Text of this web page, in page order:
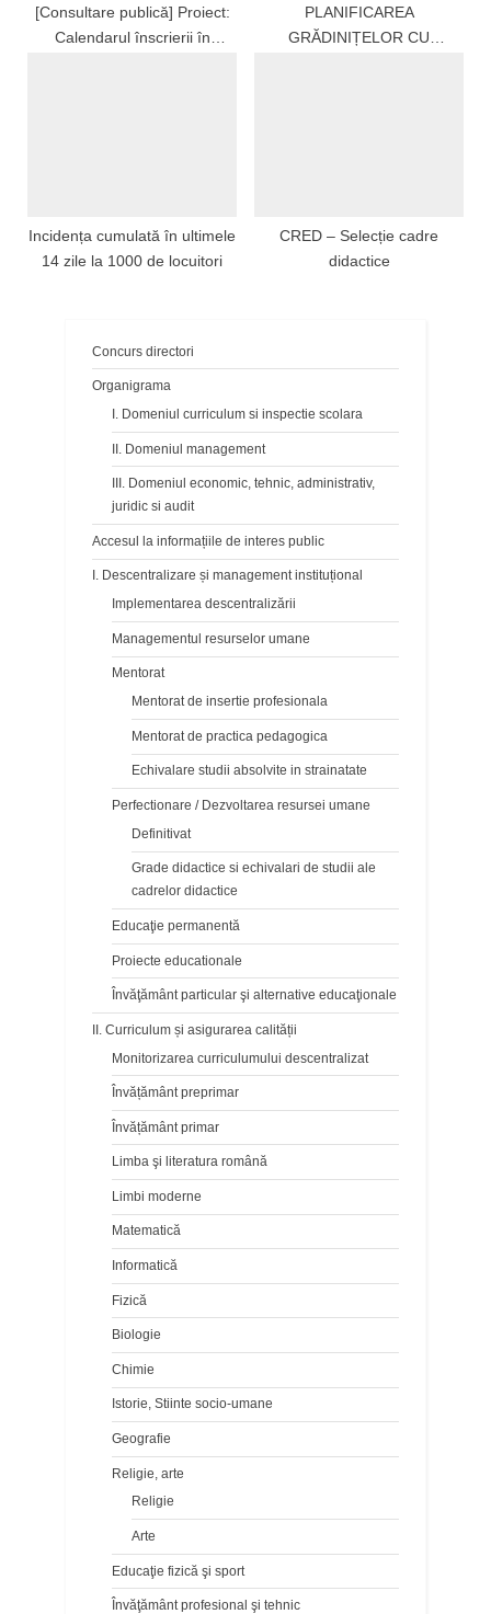
[Consultare publică] Proiect:
Calendarul înscrierii în
PLANIFICAREA
GRĂDINIȚELOR CU
Incidența cumulată în ultimele
14 zile la 1000 de locuitori
CRED – Selecție cadre
didactice
Concurs directori
Organigrama
I. Domeniul curriculum si inspectie scolara
II. Domeniul management
III. Domeniul economic, tehnic, administrativ,
juridic si audit
Accesul la informațiile de interes public
I. Descentralizare și management instituțional
Implementarea descentralizării
Managementul resurselor umane
Mentorat
Mentorat de insertie profesionala
Mentorat de practica pedagogica
Echivalare studii absolvite in strainatate
Perfectionare / Dezvoltarea resursei umane
Definitivat
Grade didactice si echivalari de studii ale
cadrelor didactice
Educaţie permanentă
Proiecte educationale
Învăţământ particular şi alternative educaţionale
II. Curriculum și asigurarea calității
Monitorizarea curriculumului descentralizat
Învățământ preprimar
Învățământ primar
Limba şi literatura română
Limbi moderne
Matematică
Informatică
Fizică
Biologie
Chimie
Istorie, Stiinte socio-umane
Geografie
Religie, arte
Religie
Arte
Educaţie fizică şi sport
Învăţământ profesional şi tehnic